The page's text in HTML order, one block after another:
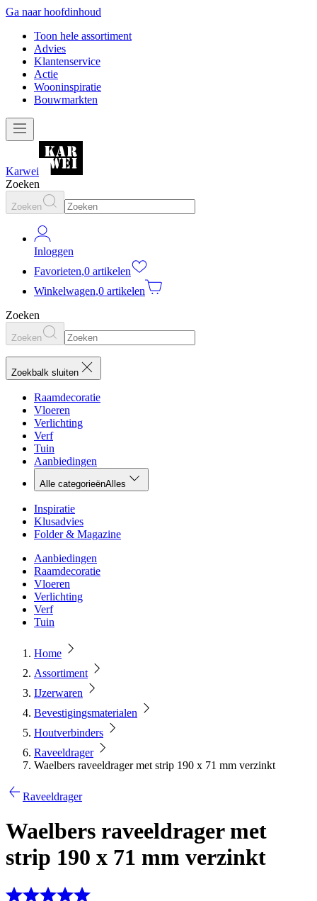
Ga naar hoofdinhoud
Toon hele assortiment
Advies
Klantenservice
Actie
Wooninspiratie
Bouwmarkten
Karwei
Zoeken
Zoeken
Inloggen
Favorieten,0 artikelen
Winkelwagen,0 artikelen
Zoeken
Zoeken
Zoekbalk sluiten
Raamdecoratie
Vloeren
Verlichting
Verf
Tuin
Aanbiedingen
Alle categorieënAlles
Inspiratie
Klusadvies
Folder & Magazine
Aanbiedingen
Raamdecoratie
Vloeren
Verlichting
Verf
Tuin
Home
Assortiment
IJzerwaren
Bevestigingsmaterialen
Houtverbinders
Raveeldrager
Waelbers raveeldrager met strip 190 x 71 mm verzinkt
Raveeldrager
Waelbers raveeldrager met
strip 190 x 71 mm verzinkt